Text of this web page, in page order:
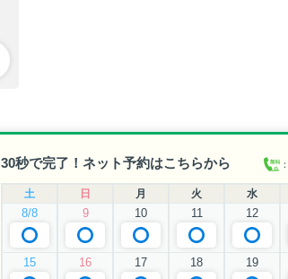
30秒で完了！ネット予約はこちらから
土 日 月 火 水
8/8 9 10 11 12
15 16 17 18 19